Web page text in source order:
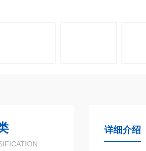
详细介绍